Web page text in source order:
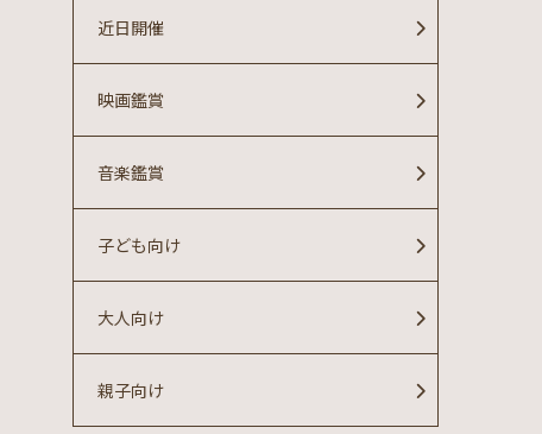
親子向け
大人向け
子ども向け
音楽鑑賞
映画鑑賞
近日開催